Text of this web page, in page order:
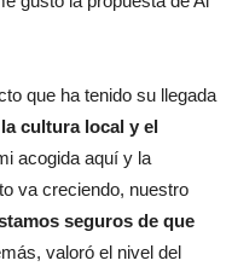
que ha tenido su llegada
cultura local y el
acogida aquí y la
va creciendo, nuestro
seguros de que
valoró el nivel del